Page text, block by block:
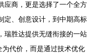
应商，更是选择了一个全方
定、创意设计，到中期高标
瑞胜达提供无缝衔接的一站
为代价，而是通过技术优化